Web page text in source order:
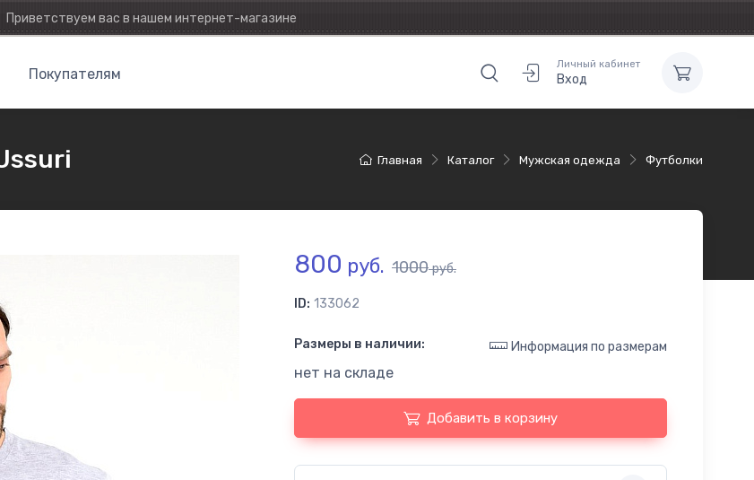
Приветствуем вас в нашем интернет-магазине
Личный кабинет
Вход
Покупателям
Главная Каталог Мужская одежда Футболки
800 руб. 1000руб.
ID: 133062
Размеры в наличии: Информация по размерам
нет на складе
Добавить в корзину